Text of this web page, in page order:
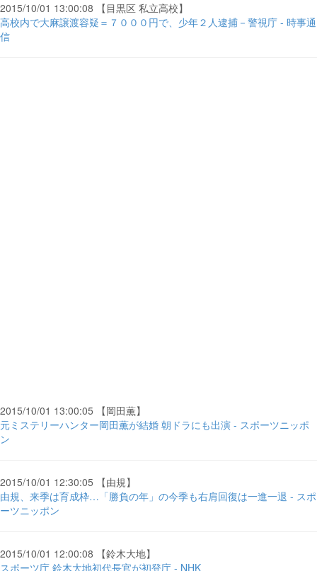
2015/10/01 13:00:08 【目黒区 私立高校】
高校内で大麻譲渡容疑＝７０００円で、少年２人逮捕－警視庁 - 時事通
信
2015/10/01 13:00:05 【岡田薫】
元ミステリーハンター岡田薫が結婚 朝ドラにも出演 - スポーツニッポ
ン
2015/10/01 12:30:05 【由規】
由規、来季は育成枠…「勝負の年」の今季も右肩回復は一進一退 - スポ
ーツニッポン
2015/10/01 12:00:08 【鈴木大地】
スポーツ庁 鈴木大地初代長官が初登庁 - NHK